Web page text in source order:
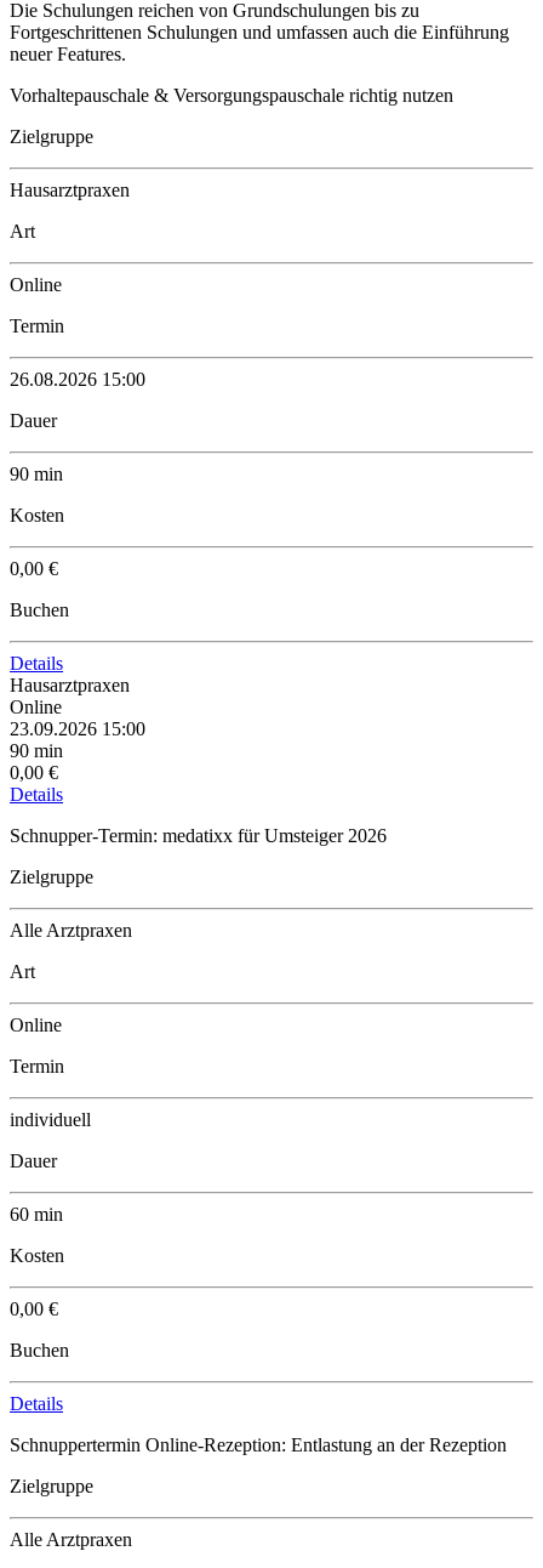
Die Schulungen reichen von Grundschulungen bis zu
Fortgeschrittenen Schulungen und umfassen auch die Einführung
neuer Features.
Vorhaltepauschale & Versorgungspauschale richtig nutzen
Zielgruppe
Hausarztpraxen
Art
Online
Termin
26.08.2026 15:00
Dauer
90 min
Kosten
0,00 €
Buchen
Details
Hausarztpraxen
Online
23.09.2026 15:00
90 min
0,00 €
Details
Schnupper-Termin: medatixx für Umsteiger 2026
Zielgruppe
Alle Arztpraxen
Art
Online
Termin
individuell
Dauer
60 min
Kosten
0,00 €
Buchen
Details
Schnuppertermin Online-Rezeption: Entlastung an der Rezeption
Zielgruppe
Alle Arztpraxen